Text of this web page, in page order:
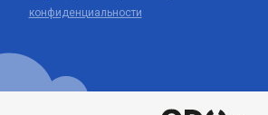
конфиденциальности